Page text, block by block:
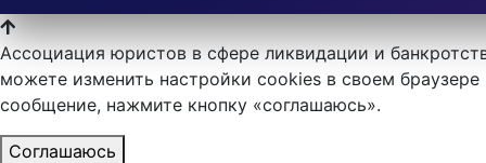
Ассоциация юристов в сфере ликвидации и
можете изменить настройки cookies в своем
сообщение, нажмите кнопку «соглашаюсь».
Соглашаюсь